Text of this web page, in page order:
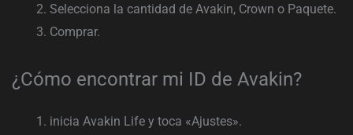
Selecciona la cantidad de Avakin, Crown o Paquete.
Comprar.
¿Cómo encontrar mi ID de Avakin?
inicia Avakin Life y toca «Ajustes».